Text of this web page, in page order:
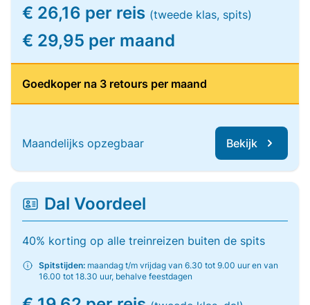
€ 26,16 per reis (tweede klas, spits)
€ 29,95 per maand
Goedkoper na 3 retours per maand
Maandelijks opzegbaar Bekijk
Dal Voordeel
40% korting op alle treinreizen buiten de spits
Spitstijden: maandag t/m vrijdag van 6.30 tot 9.00 uur en van
16.00 tot 18.30 uur, behalve feestdagen